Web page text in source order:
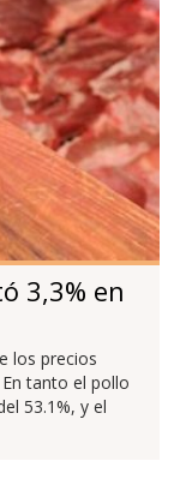
3,3% en
los precios
tanto el pollo
53.1%, y el